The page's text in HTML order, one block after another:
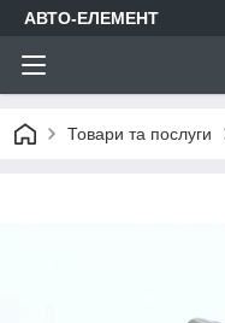
АВТО-ЕЛЕМЕНТ
Товари та послуги